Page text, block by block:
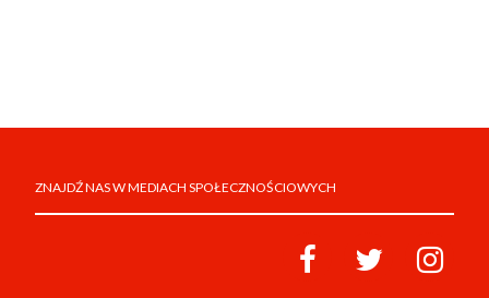
ZNAJDŹ NAS W MEDIACH SPOŁECZNOŚCIOWYCH